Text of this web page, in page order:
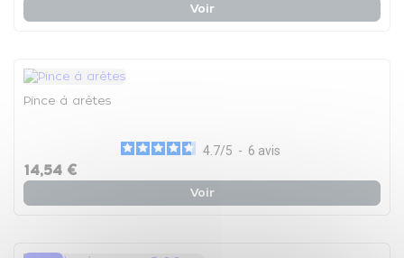
Voir
Pince à arêtes
4.7/5 - 6 avis
14,54 €
Voir